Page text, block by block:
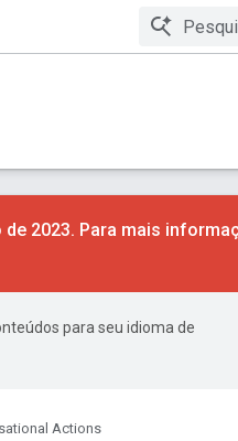
de 2023. Para mais
para seu idioma de
Actions